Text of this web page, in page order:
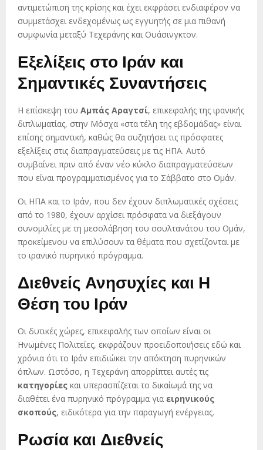
αντιμετώπιση της κρίσης και έχει εκφράσει ενδιαφέρον να
συμμετάσχει ενδεχομένως ως εγγυητής σε μια πιθανή
συμφωνία μεταξύ Τεχεράνης και Ουάσινγκτον.
Εξελίξεις στο Ιράν και
Σημαντικές Συναντήσεις
Η επίσκεψη του Αμπάς Αραγτσί, επικεφαλής της ιρανικής
διπλωματίας, στην Μόσχα «στα τέλη της εβδομάδας» είναι
επίσης σημαντική, καθώς θα συζητήσει τις πρόσφατες
εξελίξεις στις διαπραγματεύσεις με τις ΗΠΑ. Αυτό
συμβαίνει πριν από έναν νέο κύκλο διαπραγματεύσεων
που είναι προγραμματισμένος για το Σάββατο στο Ομάν.
Οι ΗΠΑ και το Ιράν, που δεν έχουν διπλωματικές σχέσεις
από το 1980, έχουν αρχίσει πρόσφατα να διεξάγουν
συνομιλίες με τη μεσολάβηση του σουλτανάτου του Ομάν,
προκείμενου να επιλύσουν τα θέματα που σχετίζονται με
το ιρανικό πυρηνικό πρόγραμμα.
Διεθνείς Ανησυχίες και Η
Θέση του Ιράν
Οι δυτικές χώρες, επικεφαλής των οποίων είναι οι
Ηνωμένες Πολιτείες, εκφράζουν προειδοποιήσεις εδώ και
χρόνια ότι το Ιράν επιδιώκει την απόκτηση πυρηνικών
όπλων. Ωστόσο, η Τεχεράνη απορρίπτει αυτές τις
κατηγορίες και υπερασπίζεται το δικαίωμά της να
διαθέτει ένα πυρηνικό πρόγραμμα για ειρηνικούς
σκοπούς, ειδικότερα για την παραγωγή ενέργειας.
Ρωσία και Διεθνείς